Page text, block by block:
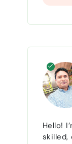
Hello! I’m Mr. Enoch. I run a Media